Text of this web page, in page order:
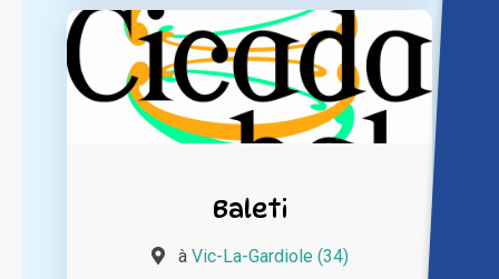
Baleti
à Vic-La-Gardiole (34)